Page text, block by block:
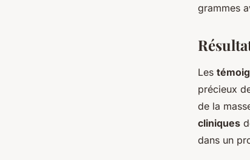
grammes
Les
précieux
de la
cliniques
dans un